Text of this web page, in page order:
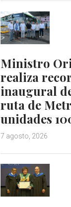
Ministro
realiza
inaugural
ruta de
unidades
7 agosto, 2026